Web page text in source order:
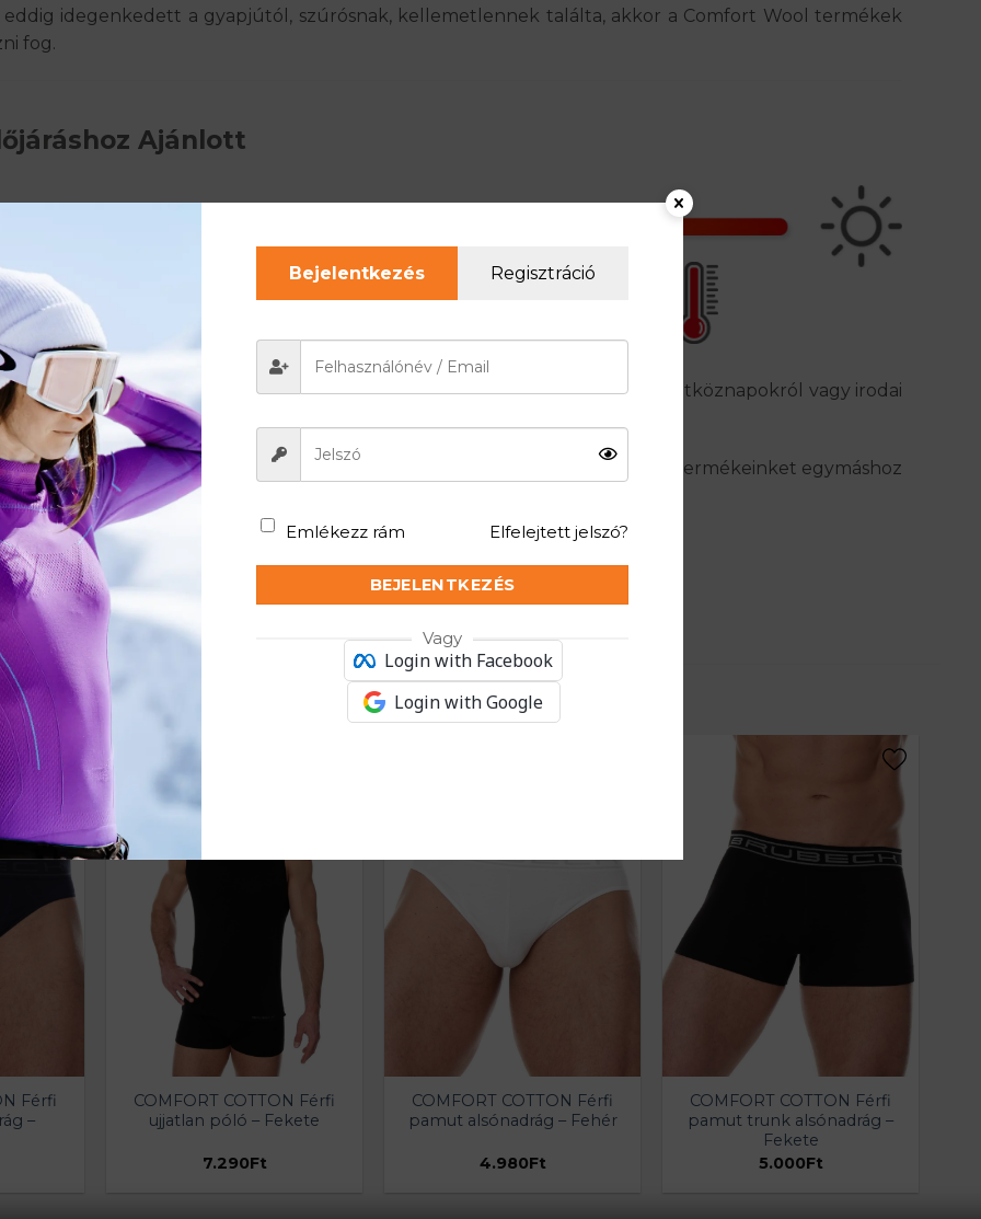
idegenkedett a gyapjútól, szúrósnak, kellemetlennek találta, akkor a Comfort Wool termékek
fog.
Ajánlott
melegben és hidegben egyaránt. Legyen szó túrázásról, városi hétköznapokról vagy irodai
kényelmet nyújt.
a többi időjáráshoz ajánlott termékeinket is. Ez a fajta kategorizálás a termékeinket egymáshoz
KAPCSOLÓDÓ TERMÉKEK
Férfi
–
COMFORT COTTON Férfi
ujjatlan póló – Fekete
7.290Ft
COMFORT COTTON Férfi
pamut alsónadrág – Fehér
4.980Ft
COMFORT COTTON Férfi
pamut trunk alsónadrág –
Fekete
5.000Ft
Bejelentkezés Regisztráció
Emlékezz rám Elfelejtett jelszó?
BEJELENTKEZÉS
Vagy
Login with Facebook
Login with Google